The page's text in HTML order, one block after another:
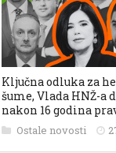
Ključna odluka za
šume, Vlada HNŽ-a
nakon 16 godina
Ostale novosti